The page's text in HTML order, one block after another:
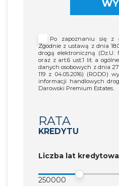
Po zapoznaniu się z
Zgodnie z ustawą z dnia
drogą elektroniczną (Dz.U.
oraz z art.6 ust.1 lit. a
danych osobowych z dnia
119 z 04.05.2016) (RODO)
informacji handlowych
Darowski Premium Estates.
RATA
KREDYTU
Liczba lat
250000